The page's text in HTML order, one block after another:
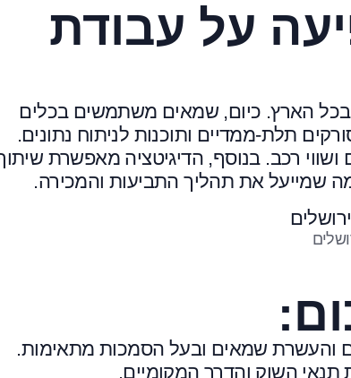
על עבודת
הארץ. כיום, שמאים משתמשים בכלים
תלת-ממדיים ותוכנות לניתוח נתונים.
ושווי רכב. בנוסף, הדיגיטציה מאפשרת
שמייעל את תהליך התביעות והמכירה.
והעשרת שמאים ובעל הסמכות מתאימות.
תנאי השוק והדרך המקומיים.